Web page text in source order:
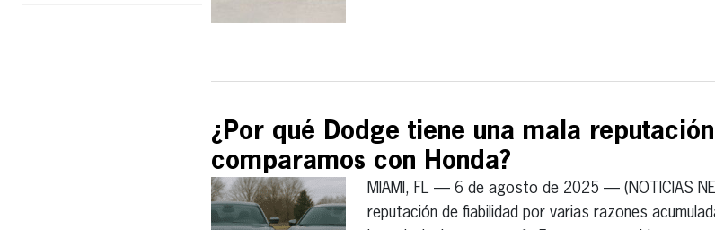
¿Por qué Dodge tiene una mala
comparamos con Honda?
MIAMI, FL — 6 de agosto de 2025 — (NOTICIAS
reputación de fiabilidad por varias razones